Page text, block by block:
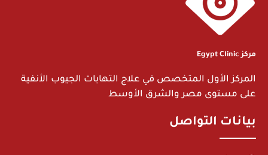
مركز Egypt Clinic
المركز الأول المتخصص في علاج التهابات الجيوب الأنفية
على مستوى مصر والشرق الأوسط
بيانات التواصل